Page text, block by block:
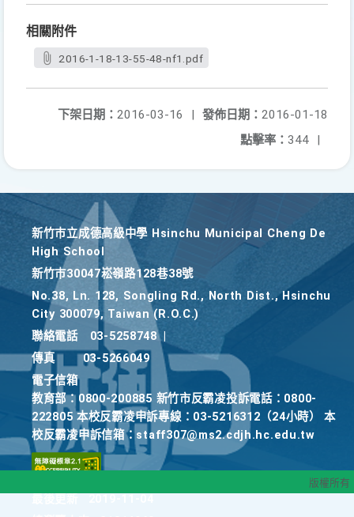
相關附件
2016-1-18-13-55-48-nf1.pdf
發佈日期： 2016-01-18
下架日期： 2016-03-16
|
點擊率： 344 |
新竹巿立成德高級中學 Hsinchu Municipal Cheng De
High School
新竹巿30047崧嶺路128巷38號
No.38, Ln. 128, Songling Rd., North Dist., Hsinchu
City 300079, Taiwan (R.O.C.)
聯絡電話
03-5258748
傳真
03-5266049
電子信箱
教育部：0800-200885 新竹市反霸凌投訴電話：0800-
222805 本校反霸凌申訴專線：03-5216312（24小時） 本
校反霸凌申訴信箱：staff307@ms2.cdjh.hc.edu.tw
版權所有